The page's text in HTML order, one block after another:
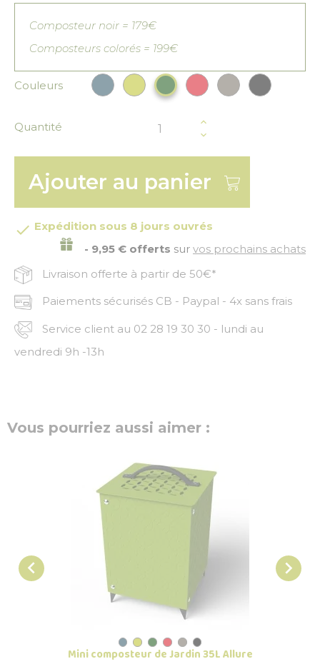
Composteur noir = 179€
Composteurs colorés = 199€
Couleurs Bleu paonVert anisVert FoncéRougeGris Noir
Quantité
Ajouter au panier
 Expédition sous 8 jours ouvrés
- 9,95 € offerts sur vos prochains achats
Livraison offerte à partir de 50€*
Paiements sécurisés CB - Paypal - 4x sans frais
Service client au 02 28 19 30 30 - lundi au
vendredi 9h -13h
Vous pourriez aussi aimer :

Mini composteur de Jardin 35L Allure
